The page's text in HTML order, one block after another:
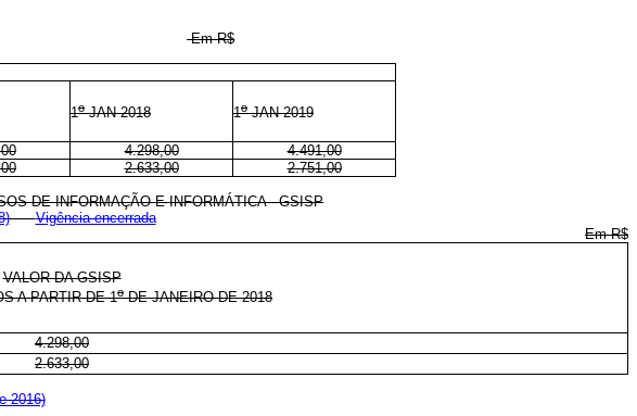
Em R$
1oJAN 2018 1oJAN 2019
4.298,00
4.491,00
2.633,00
2.751,00
DE INFORMAÇÃO E INFORMÁTICA - GSISP
Vigência encerrada
Em R$
VALOR DA GSISP
A PARTIR DE1oDE JANEIRO DE 2018
4.298,00
2.633,00
2016)